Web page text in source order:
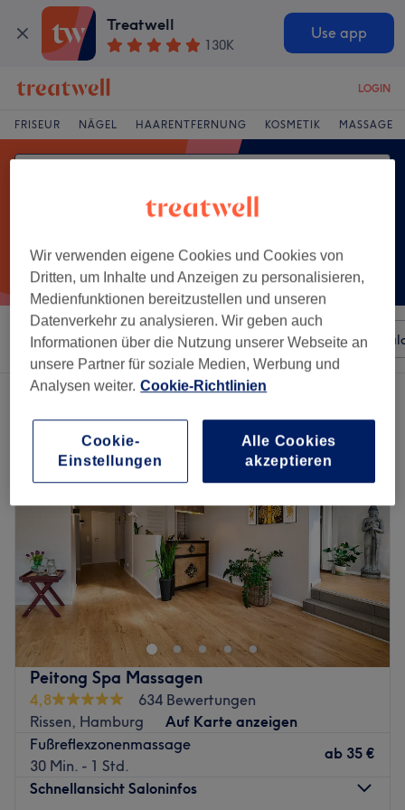
Treatwell
130K
Use app
LOGIN
FRISEUR NÄGEL HAARENTFERNUNG KOSMETIK MASSAGE
Sortieren nach Beliebiger Preis Besonderheiten
Ein Salon, der anbietet: fußmassage in Rissen, Hamburg
Peitong Spa Massagen
4,8
634 Bewertungen
Rissen, Hamburg
Auf Karte anzeigen
Fußreflexzonenmassage
30 Min. - 1 Std.
ab 35 €
Schnellansicht Saloninfos
Wir verwenden eigene Cookies und Cookies von
Dritten, um Inhalte und Anzeigen zu personalisieren,
Medienfunktionen bereitzustellen und unseren
Datenverkehr zu analysieren. Wir geben auch
Informationen über die Nutzung unserer Webseite an
unsere Partner für soziale Medien, Werbung und
Analysen weiter. Cookie-Richtlinien
Cookie-
Einstellungen
Alle Cookies
akzeptieren